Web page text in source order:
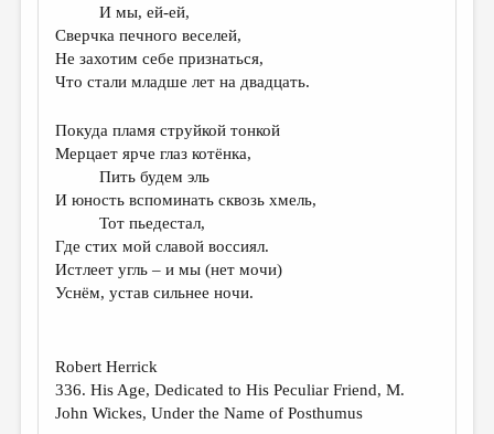
И мы, ей-ей,
Сверчка печного веселей,
Не захотим себе признаться,
Что стали младше лет на двадцать.
Покуда пламя струйкой тонкой
Мерцает ярче глаз котёнка,
Пить будем эль
И юность вспоминать сквозь хмель,
Тот пьедестал,
Где стих мой славой воссиял.
Истлеет угль – и мы (нет мочи)
Уснём, устав сильнее ночи.
Robert Herrick
336. His Age, Dedicated to His Peculiar Friend, M.
John Wickes, Under the Name of Posthumus